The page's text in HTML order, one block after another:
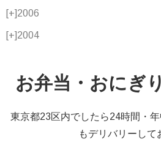
[+]2006
[+]2004
お弁当・おにぎ
東京都23区内でしたら24時間・
もデリバリーして